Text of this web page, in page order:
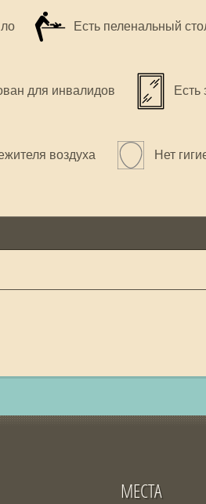
Есть пеленальный
для инвалидов Есть
воздуха Нет
МЕСТА